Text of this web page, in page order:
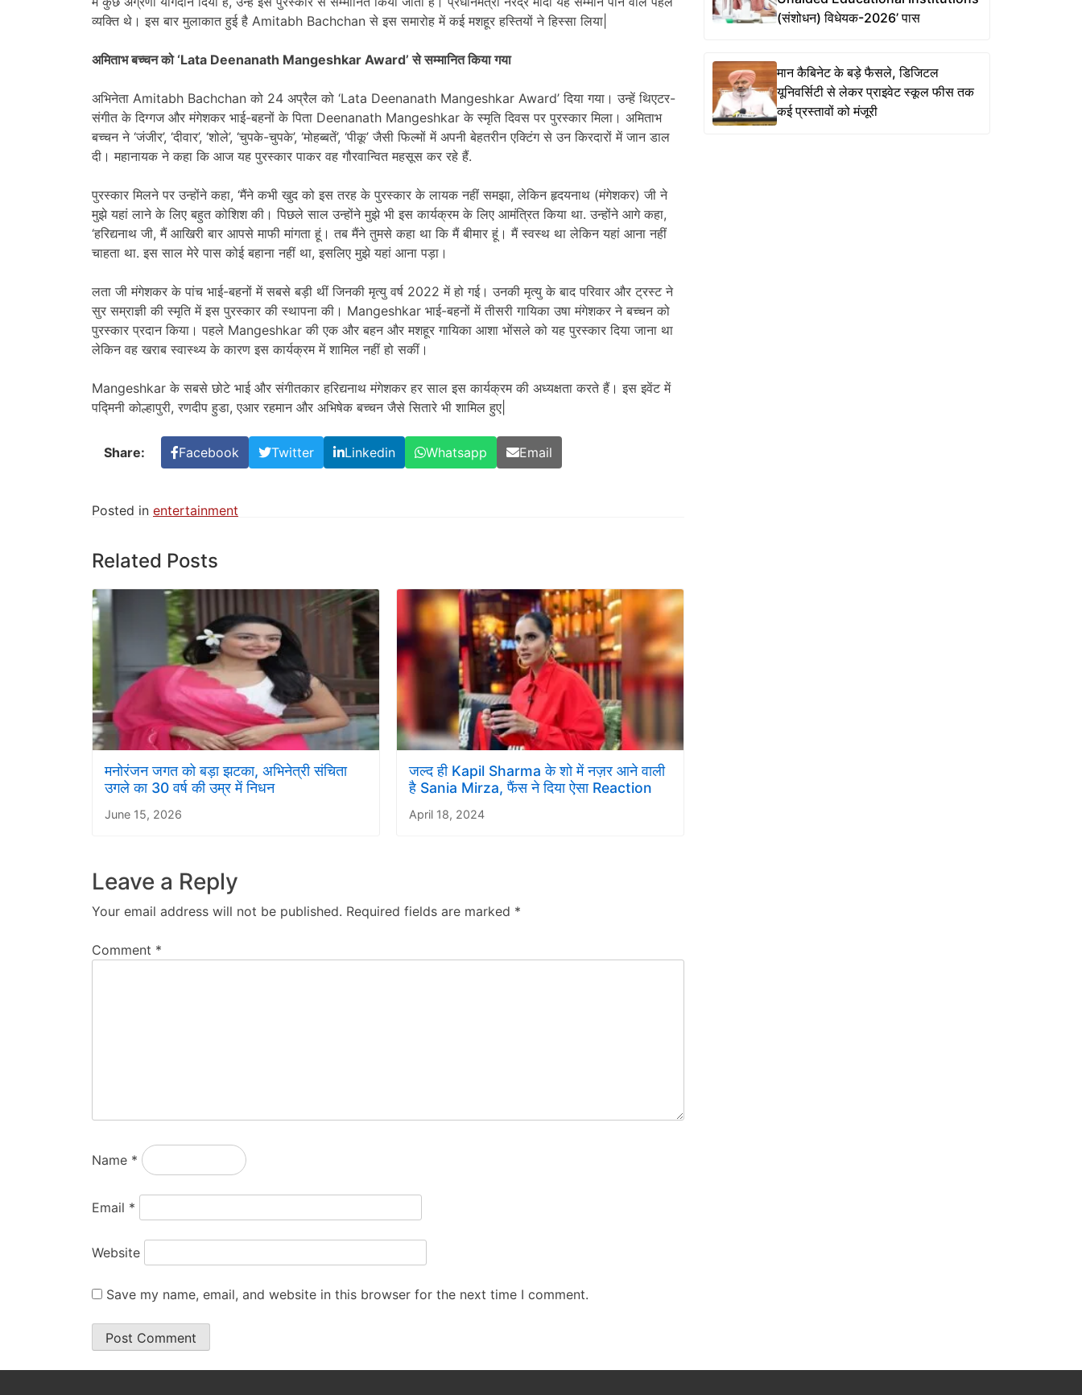
व्यक्ति थे। इस बार मुलाकात हुई है Amitabh Bachchan से इस समारोह में कई मशहूर हस्तियों ने हिस्सा लिया|
अमिताभ बच्चन को ‘Lata Deenanath Mangeshkar Award’ से सम्मानित किया गया
अभिनेता Amitabh Bachchan को 24 अप्रैल को ‘Lata Deenanath Mangeshkar Award’ दिया गया। उन्हें थिएटर-
संगीत के दिग्गज और मंगेशकर भाई-बहनों के पिता Deenanath Mangeshkar के स्मृति दिवस पर पुरस्कार मिला। अमिताभ
बच्चन ने ‘जंजीर’, ‘दीवार’, ‘शोले’, ‘चुपके-चुपके’, ‘मोहब्बतें’, ‘पीकू’ जैसी फिल्मों में अपनी बेहतरीन एक्टिंग से उन किरदारों में जान डाल
दी। महानायक ने कहा कि आज यह पुरस्कार पाकर वह गौरवान्वित महसूस कर रहे हैं.
पुरस्कार मिलने पर उन्होंने कहा, ‘मैंने कभी खुद को इस तरह के पुरस्कार के लायक नहीं समझा, लेकिन हृदयनाथ (मंगेशकर) जी ने
मुझे यहां लाने के लिए बहुत कोशिश की। पिछले साल उन्होंने मुझे भी इस कार्यक्रम के लिए आमंत्रित किया था. उन्होंने आगे कहा,
‘हरिद्यनाथ जी, मैं आखिरी बार आपसे माफी मांगता हूं। तब मैंने तुमसे कहा था कि मैं बीमार हूं। मैं स्वस्थ था लेकिन यहां आना नहीं
चाहता था. इस साल मेरे पास कोई बहाना नहीं था, इसलिए मुझे यहां आना पड़ा।
लता जी मंगेशकर के पांच भाई-बहनों में सबसे बड़ी थीं जिनकी मृत्यु वर्ष 2022 में हो गई। उनकी मृत्यु के बाद परिवार और ट्रस्ट ने
सुर सम्राज्ञी की स्मृति में इस पुरस्कार की स्थापना की। Mangeshkar भाई-बहनों में तीसरी गायिका उषा मंगेशकर ने बच्चन को
पुरस्कार प्रदान किया। पहले Mangeshkar की एक और बहन और मशहूर गायिका आशा भोंसले को यह पुरस्कार दिया जाना था
लेकिन वह खराब स्वास्थ्य के कारण इस कार्यक्रम में शामिल नहीं हो सकीं।
Mangeshkar के सबसे छोटे भाई और संगीतकार हरिद्यनाथ मंगेशकर हर साल इस कार्यक्रम की अध्यक्षता करते हैं। इस इवेंट में
पद्मिनी कोल्हापुरी, रणदीप हुडा, एआर रहमान और अभिषेक बच्चन जैसे सितारे भी शामिल हुए|
Share: Facebook Twitter Linkedin Whatsapp Email
Posted in entertainment
Related Posts
मनोरंजन जगत को बड़ा झटका, अभिनेत्री संचिता
उगले का 30 वर्ष की उम्र में निधन
June 15, 2026
जल्द ही Kapil Sharma के शो में नज़र आने वाली
है Sania Mirza, फैंस ने दिया ऐसा Reaction
April 18, 2024
Leave a Reply
Your email address will not be published. Required fields are marked *
Comment *
Name *
Email *
Website
Save my name, email, and website in this browser for the next time I comment.
(संशोधन) विधेयक-2026’ पास
मान कैबिनेट के बड़े फैसले, डिजिटल
यूनिवर्सिटी से लेकर प्राइवेट स्कूल फीस तक
कई प्रस्तावों को मंजूरी